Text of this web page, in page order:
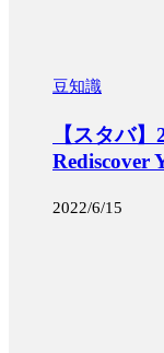
豆知識
【スタバ
Rediscover
2022/6/15